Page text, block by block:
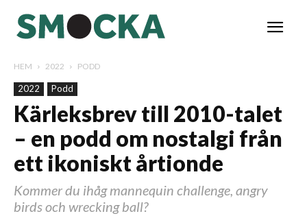
HEM 2022 PODD
2022 Podd
Kärleksbrev till 2010-talet
– en podd om nostalgi från
ett ikoniskt årtionde
Kommer du ihåg mannequin challenge, angry
birds och wrecking ball?